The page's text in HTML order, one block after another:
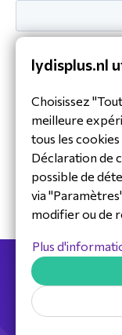
30 ans
Équipe de
dédiée
Distributeur
Votre
lydisplus.nl
Choisissez
meilleure
tous les
Déclaration de
possible de
via
modifier ou de
Plus